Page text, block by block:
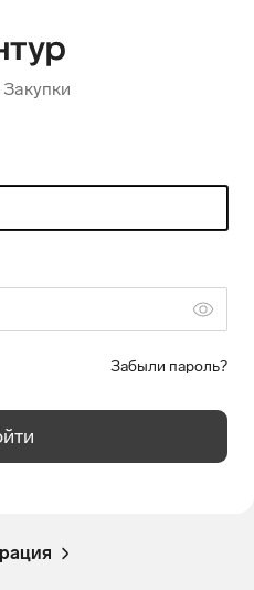
Забыли пароль?